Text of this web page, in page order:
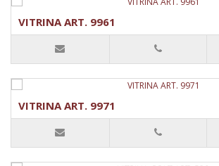
VITRINA ART. 9961
VITRINA ART. 9971